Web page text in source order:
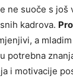
ne suoče s još
kadrova.
a
potrebna
i motivacije